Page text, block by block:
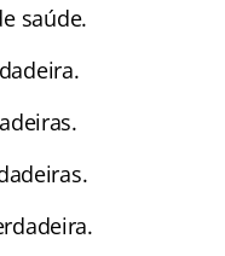
saúde.